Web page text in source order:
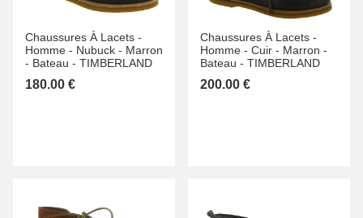
Chaussures À Lacets -
Homme - Nubuck - Marron
- Bateau - TIMBERLAND
180.00 €
Chaussures À Lacets -
Homme - Cuir - Marron -
Bateau - TIMBERLAND
200.00 €